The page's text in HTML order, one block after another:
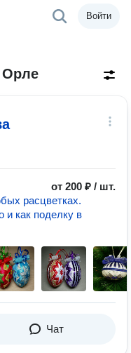
Войти
Орле
от 200 ₽ / шт.
расцветках.
и как поделку в
Чат